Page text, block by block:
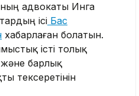
адвокаты Инга
ісі Бас
хабарлаған болатын.
істі толық
барлық
тексеретінін